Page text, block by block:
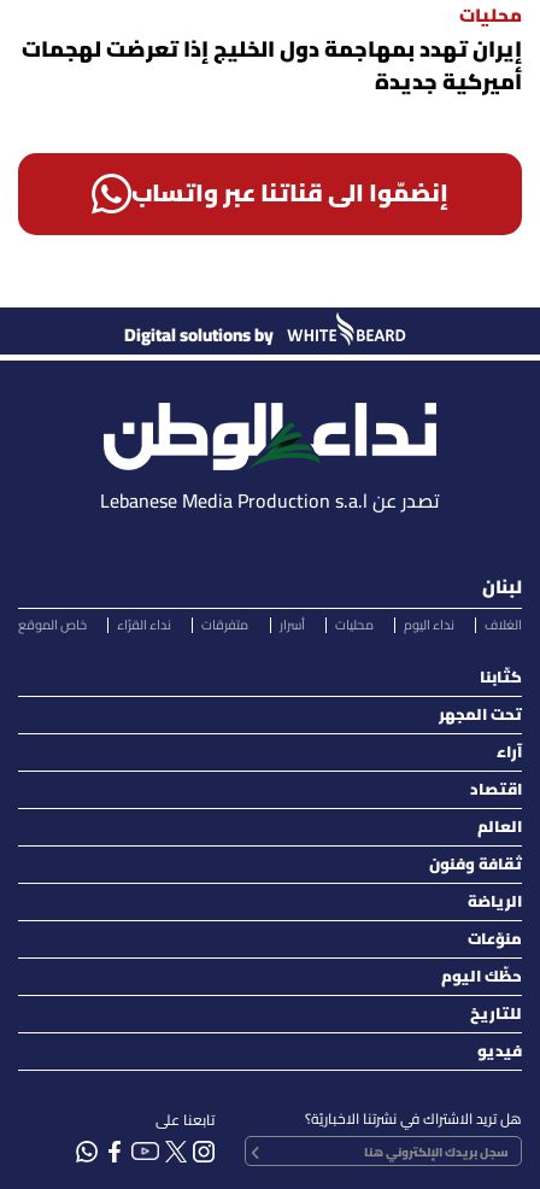
محليات
إيران تهدد بمهاجمة دول الخليج إذا تعرضت لهجمات
أميركية جديدة
إنضمّوا الى قناتنا عبر واتساب
Digital solutions by
تصدر عن Lebanese Media Production s.a.l
لبنان
الغلاف نداء اليوم محليات أسرار متفرقات نداء القرّاء خاص الموقع
كتّابنا
تحت المجهر
آراء
اقتصاد
العالم
ثقافة وفنون
الرياضة
منوّعات
حظّك اليوم
للتاريخ
فيديو
هل تريد الاشتراك في نشرتنا الاخباريّة؟ تابعنا على